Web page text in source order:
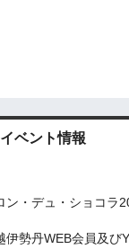
イベント情報
ン・デュ・ショコラ
伊勢丹WEB会員及び